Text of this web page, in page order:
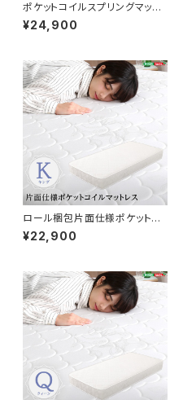
ポケットコイルスプリングマット
レス【-Robilia-ロビリア】（ダブ
ル用）※ロール梱包でラクラク搬
¥24,900
ロール梱包片面仕様ポケットコ
イルマットレス【Sheera-シェエ
ラ-】キングサイズ HRM-01K
¥22,900